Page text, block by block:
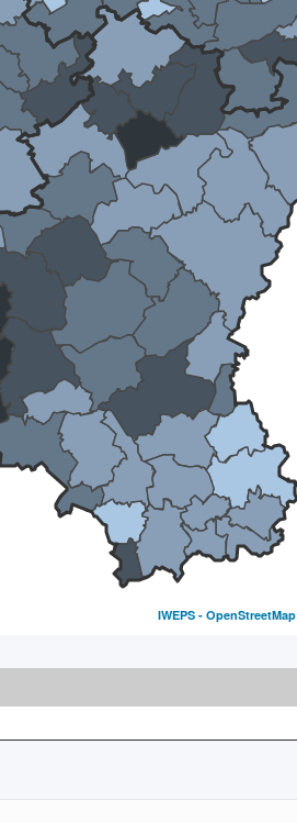
IWEPS -OpenStreetMap